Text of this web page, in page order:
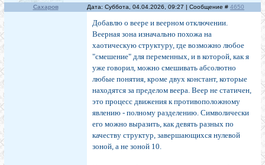
Сахаров Дата: Суббота, 04.04.2026, 09:27 | Сообщение # 4650
Добавлю о веере и веерном отключении.
Веерная зона изначально похожа на
хаотическую структуру, где возможно любое
"смешение" для переменных, и в которой, как я
уже говорил, можно смешивать абсолютно
любые понятия, кроме двух констант, которые
находятся за пределом веера. Веер не статичен,
это процесс движения к противоположному
явлению - полному разделению. Символически
его можно выразить, как девять разных по
качеству структур, завершающихся нулевой
зоной, а не зоной 10.